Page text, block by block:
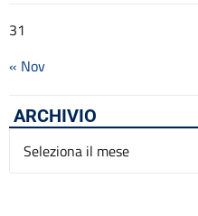
31
« Nov
ARCHIVIO
Archivio